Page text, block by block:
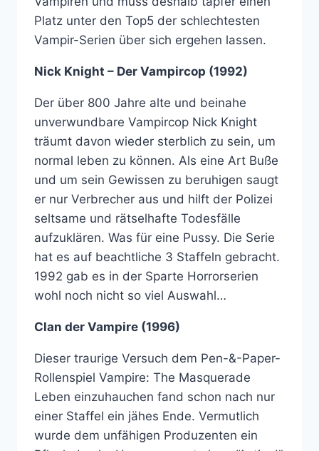
Platz unter den Top5 der schlechtesten
Vampir-Serien über sich ergehen lassen.
Nick Knight – Der Vampircop (1992)
Der über 800 Jahre alte und beinahe
unverwundbare Vampircop Nick Knight
träumt davon wieder sterblich zu sein, um
normal leben zu können. Als eine Art Buße
und um sein Gewissen zu beruhigen saugt
er nur Verbrecher aus und hilft der Polizei
seltsame und rätselhafte Todesfälle
aufzuklären. Was für eine Pussy. Die Serie
hat es auf beachtliche 3 Staffeln gebracht.
1992 gab es in der Sparte Horrorserien
wohl noch nicht so viel Auswahl…
Clan der Vampire (1996)
Dieser traurige Versuch dem Pen-&-Paper-
Rollenspiel Vampire: The Masquerade
Leben einzuhauchen fand schon nach nur
einer Staffel ein jähes Ende. Vermutlich
wurde dem unfähigen Produzenten ein